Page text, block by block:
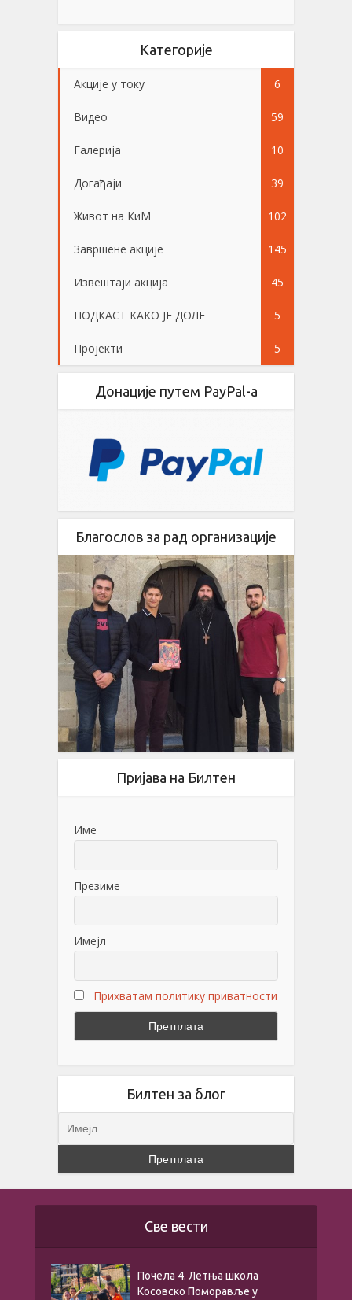
Категорије
Акције у току 6
Видео 59
Галерија 10
Догађаји 39
Живот на КиМ 102
Завршене акције 145
Извештаји акција 45
ПОДКАСТ КАКО ЈЕ ДОЛЕ 5
Пројекти 5
Донације путем PayPal-a
Благослов за рад организације
Пријава на Билтен
Име
Презиме
Имејл
Прихватам политику приватности
Билтен за блог
Све вести
Почела 4. Летња школа
Косовско Поморавље у